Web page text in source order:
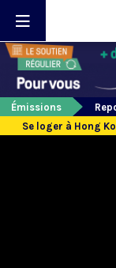
Émissions
Se loger à Hong